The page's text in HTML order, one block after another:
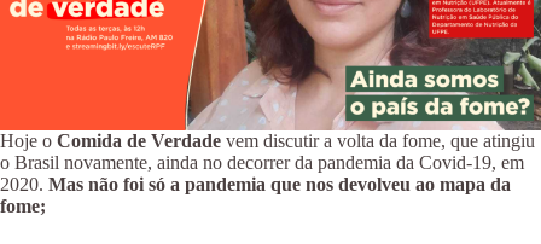
Hoje o Comida de Verdade vem discutir a volta da fome, que atingiu
o Brasil novamente, ainda no decorrer da pandemia da Covid-19, em
2020. Mas não foi só a pandemia que nos devolveu ao mapa da
fome;